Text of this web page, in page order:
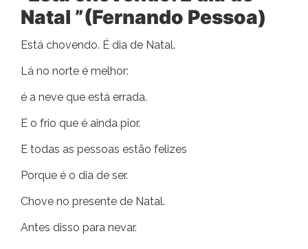
Natal ”(Fernando Pessoa)
Está chovendo. É dia de Natal.
Lá no norte é melhor:
é a neve que está errada.
E o frio que é ainda pior.
E todas as pessoas estão felizes
Porque é o dia de ser.
Chove no presente de Natal.
Antes disso para nevar.